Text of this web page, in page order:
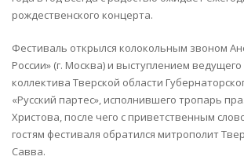
рождественского концерта.
Фестиваль открылся колокольным звоном
России» (г. Москва) и выступлением
коллектива Тверской области
«Русский партес», исполнившего тропарь
Христова, после чего с приветственным
гостям фестиваля обратился митрополит
Савва.